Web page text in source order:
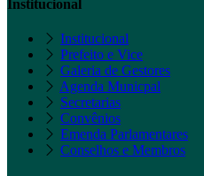
Institucional
Institucional
Prefeito e Vice
Galeria de Gestores
Agenda Municpal
Secretarias
Convênios
Emenda Parlamentares
Conselhos e Membros